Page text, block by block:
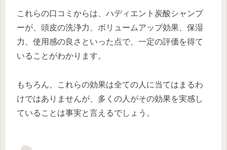
これらの口コミからは、ハディエント炭酸シャンプ
ーが、頭皮の洗浄力、ボリュームアップ効果、保湿
力、使用感の良さといった点で、一定の評価を得て
いることがわかります。
もちろん、これらの効果は全ての人に当てはまるわ
けではありませんが、多くの人がその効果を実感し
ていることは事実と言えるでしょう。